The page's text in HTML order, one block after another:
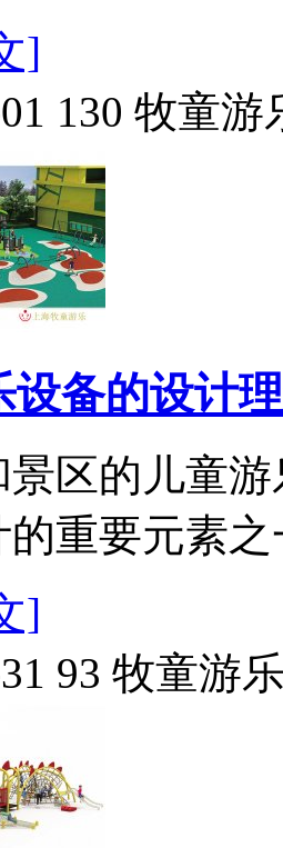
]
130 牧童游
设备的设计
区的儿童
重要元素之
]
93 牧童游